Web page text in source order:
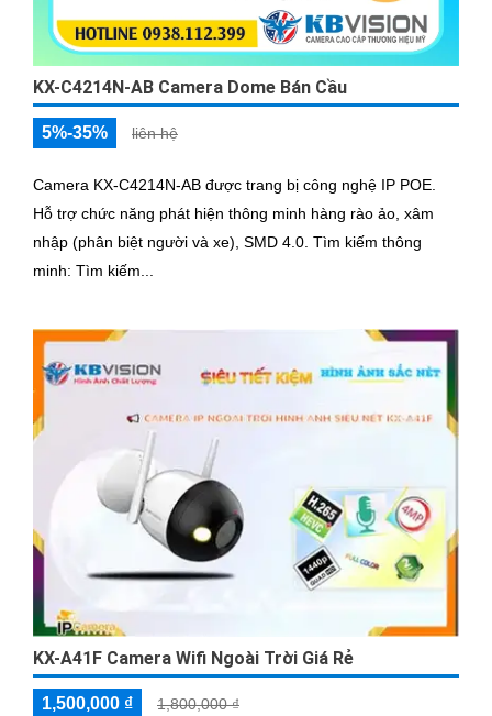
KX-C4214N-AB Camera Dome Bán Cầu
5%-35% liên hệ
Camera KX-C4214N-AB được trang bị công nghệ IP POE.
Hỗ trợ chức năng phát hiện thông minh hàng rào ảo, xâm
nhập (phân biệt người và xe), SMD 4.0. Tìm kiếm thông
minh: Tìm kiếm...
KX-A41F Camera Wifi Ngoài Trời Giá Rẻ
1,500,000 ₫ 1,800,000 ₫